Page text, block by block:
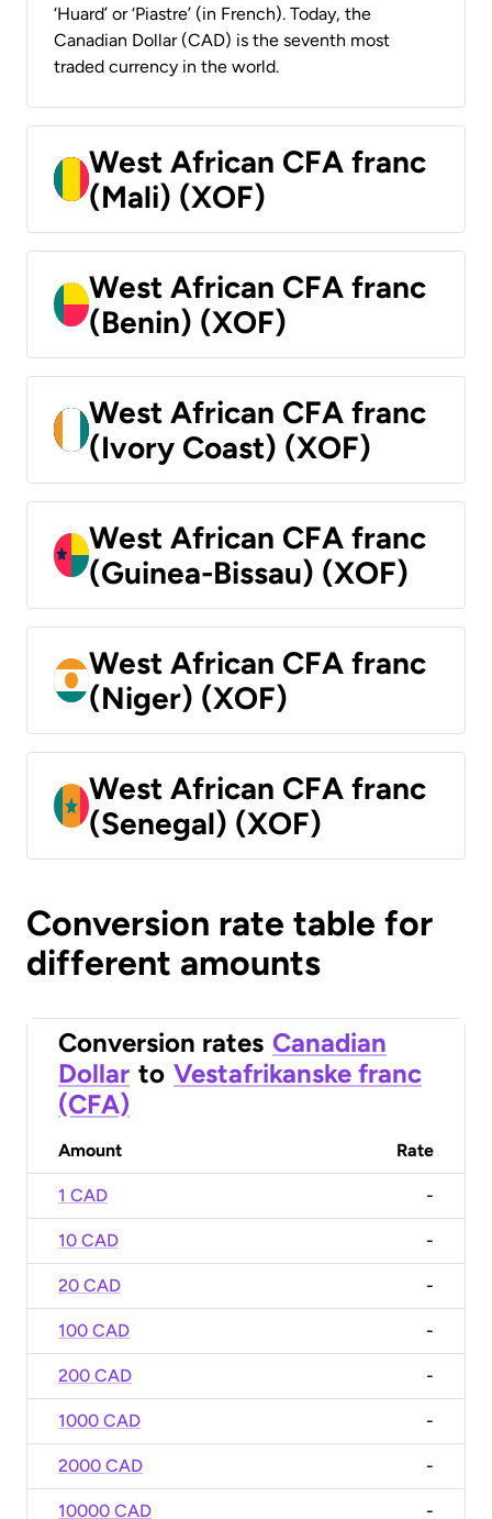
‘Huard’ or ‘Piastre’ (in French). Today, the
Canadian Dollar (CAD) is the seventh most
traded currency in the world.
West African CFA franc
(Mali) (XOF)
West African CFA franc
(Benin) (XOF)
West African CFA franc
(Ivory Coast) (XOF)
West African CFA franc
(Guinea-Bissau) (XOF)
West African CFA franc
(Niger) (XOF)
West African CFA franc
(Senegal) (XOF)
Conversion rate table for
different amounts
Conversion rates Canadian
Dollar to Vestafrikanske franc
(CFA)
Amount Rate
1 CAD -
10 CAD -
20 CAD -
100 CAD -
200 CAD -
1000 CAD -
2000 CAD -
10000 CAD -